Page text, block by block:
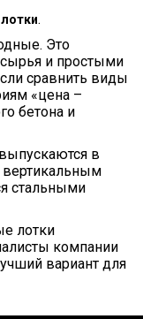
.
Это
и простыми
сравнить виды
«цена –
бетона и
в
стальными
лотки
компании
вариант для